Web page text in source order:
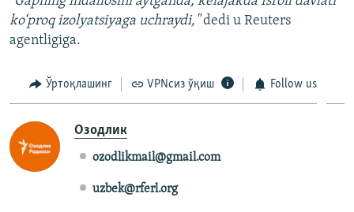
ko‘proq izolyatsiyaga uchraydi,"dedi u Reuters
agentligiga.
Ўртоқлашинг VPNсиз ўқиш Follow us
Озодлик
ozodlikmail@gmail.com
uzbek@rferl.org